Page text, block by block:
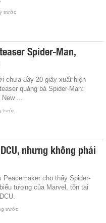
trước
Spider-Man,
chưa đầy 20 giây xuất hiện
quảng bá Spider-Man:
...
trước
nhưng không phải
Peacemaker cho thấy Spider-
tượng của Marvel, tồn tại
trước